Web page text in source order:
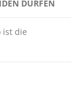
DÜRFEN
ist die